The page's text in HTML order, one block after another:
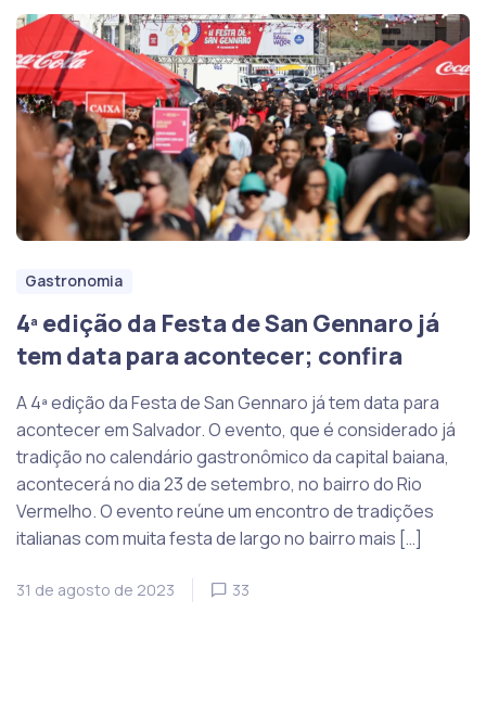
Gastronomia
4ª edição da Festa de San Gennaro já
tem data para acontecer; confira
A 4ª edição da Festa de San Gennaro já tem data para
acontecer em Salvador. O evento, que é considerado já
tradição no calendário gastronômico da capital baiana,
acontecerá no dia 23 de setembro, no bairro do Rio
Vermelho. O evento reúne um encontro de tradições
italianas com muita festa de largo no bairro mais […]
31 de agosto de 2023 33